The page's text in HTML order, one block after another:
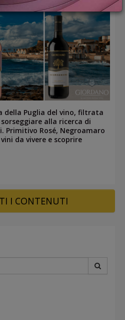
della Puglia del vino, filtrata
alla ricerca di
Primitivo Rosé, Negroamaro
da vivere e scoprire
I CONTENUTI